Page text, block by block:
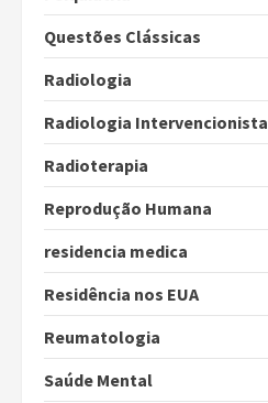
Questões Clássicas
Radiologia
Radiologia Intervencionista
Radioterapia
Reprodução Humana
residencia medica
Residência nos EUA
Reumatologia
Saúde Mental